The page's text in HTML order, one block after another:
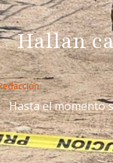
Hallan
Hasta el momento